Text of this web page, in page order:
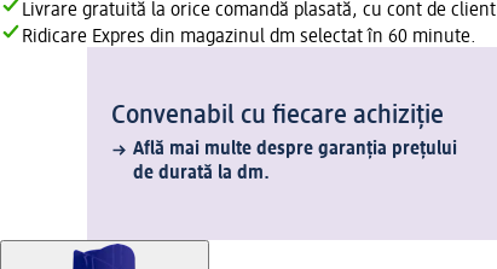
Livrare gratuită la orice comandă plasată, cu cont de client
Ridicare Expres din magazinul dm selectat în 60 minute.
Convenabil cu fiecare achiziție
Află mai multe despre garanția prețului
de durată la dm.